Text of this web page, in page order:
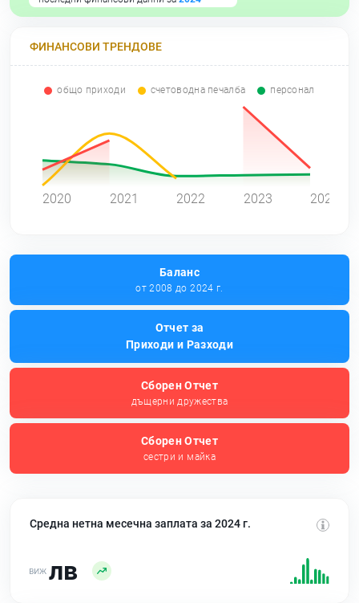
ФИНАНСОВИ ТРЕНДОВЕ
общо приходи счетоводна печалба персонал
2020 2021 2022 2023 2024
Баланс
от 2008 до 2024 г.
Отчет за
Приходи и Разходи
Сборен Отчет
дъщерни дружества
Сборен Отчет
сестри и майка
Средна нетна месечна заплата за 2024 г.
лв